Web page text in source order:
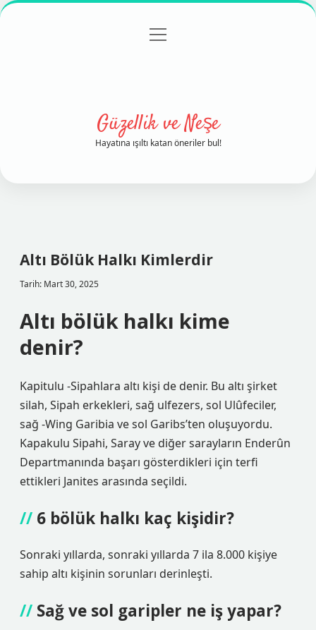
Gizlilik Politikası
menüyü
Güzellik ve Neşe
Hayatına ışıltı katan öneriler bul!
Altı Bölük Halkı Kimlerdir
Tarih: Mart 30, 2025
Altı bölük halkı kime
denir?
Kapitulu -Sipahlara altı kişi de denir. Bu altı şirket
silah, Sipah erkekleri, sağ ulfezers, sol Ulûfeciler,
sağ -Wing Garibia ve sol Garibs’ten oluşuyordu.
Kapakulu Sipahi, Saray ve diğer sarayların Enderûn
Departmanında başarı gösterdikleri için terfi
ettikleri Janites arasında seçildi.
6 bölük halkı kaç kişidir?
Sonraki yıllarda, sonraki yıllarda 7 ila 8.000 kişiye
sahip altı kişinin sorunları derinleşti.
Sağ ve sol garipler ne iş yapar?